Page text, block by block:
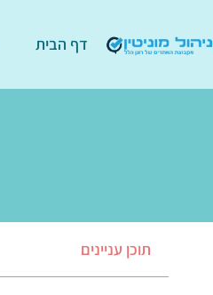
דף הבית
תוכן עניינים